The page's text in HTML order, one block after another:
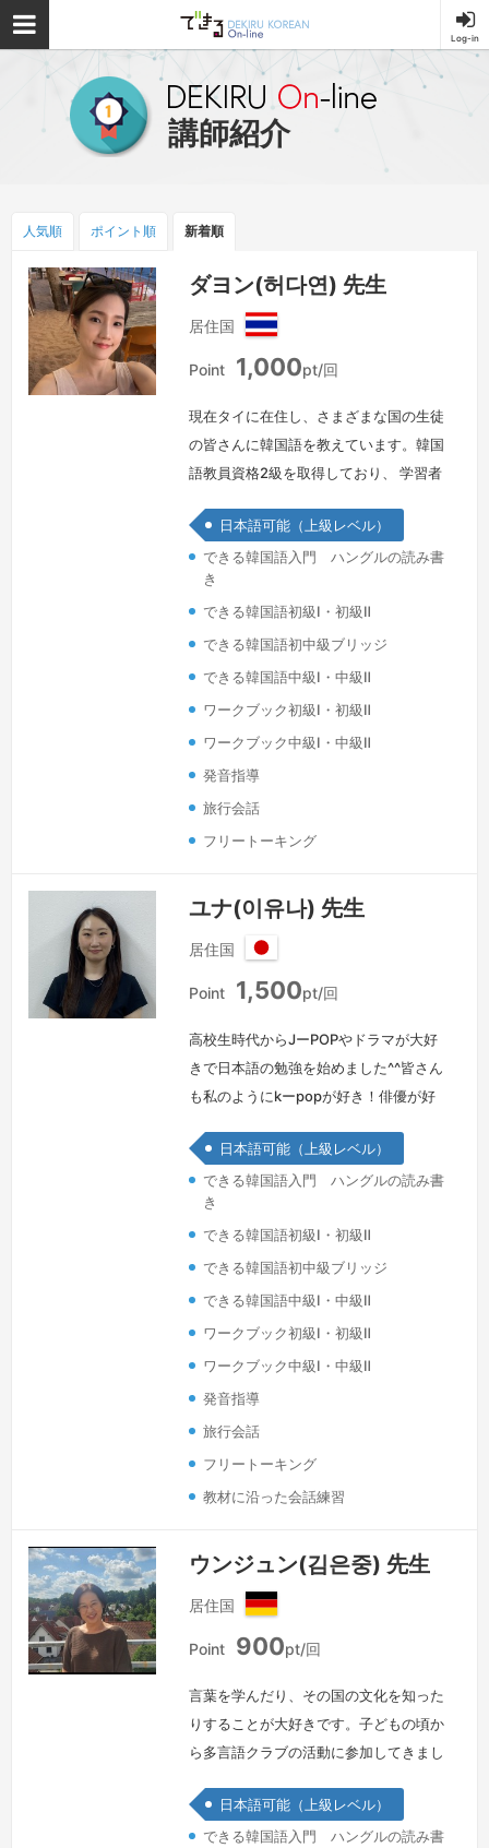
Log-in
できる韓国語オ
ンライン
講師紹介
人気順 ポイント 順 新着順
ダヨン(허다연) 先生
居住国
タ
イ
Point 1,000pt/回
現在タイに在住し、さまざまな国の生徒
の皆さんに韓国語を教えています。韓国
語教員資格2級を取得しており、 学習者
授業を心がけています。タイに来る前は
日本に4年間住んでおり、日本航空
（JAL）で通訳客室乗務員として勤務し
た経験があります。また、学生時代には
校内アナウンサーとして活動し、JALで
は機内アナウンスも担当していました。
その経験を活かし、韓国語の発音やイン
日本語可能（上級レベル）
できる韓国語入門 ハングルの読み書
き
できる韓国語初級Ⅰ・初級Ⅱ
できる韓国語初中級ブリッジ
できる韓国語中級Ⅰ・中級Ⅱ
ワークブック初級Ⅰ・初級Ⅱ
ワークブック中級Ⅰ・中級Ⅱ
発音指導
旅行会話
フリートーキング
ユナ(이유나) 先生
居住国
日
本
Point 1,500pt/回
高校生時代からJーPOPやドラマが大好
きで日本語の勉強を始めました^^皆さん
も私のようにkーpopが好き！俳優が好
で必要！など色々なきっかけで勉強を始
めようと思ったと思います！どうせやる
なら！明るく、楽しく勉強することが一
番！ 一緒に勉強してみませんか？^^고
등학생때 부터 일본 음악이나 드라마를
좋아해서 일본어 공부를 시작했어요.여러
분도 한국 음악이나…
続きを見る »
日本語可能（上級レベル）
できる韓国語入門 ハングルの読み書
き
できる韓国語初級Ⅰ・初級Ⅱ
できる韓国語初中級ブリッジ
できる韓国語中級Ⅰ・中級Ⅱ
ワークブック初級Ⅰ・初級Ⅱ
ワークブック中級Ⅰ・中級Ⅱ
発音指導
旅行会話
フリートーキング
教材に沿った会話練習
ウンジュン(김은중) 先生
居住国
ド
イ
Point 900pt/回
言葉を学んだり、その国の文化を知った
りすることが大好きです。子どもの頃か
ら多言語クラブの活動に参加してきまし
てきた経験があり、いろいろな国の友達
と出会い、多様な文化に触れる機会に恵
日本語可能（上級レベル）
できる韓国語入門 ハングルの読み書